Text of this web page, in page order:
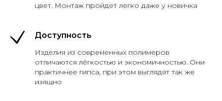
цвет. Монтаж пройдет легко даже у новичка
Доступность
Изделия из современных полимеров
отличаются лёгкостью и экономичностью. Они
практичнее гипса, при этом выглядят так же
изящно